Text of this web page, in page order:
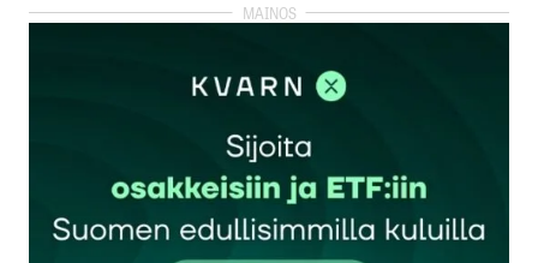
kirjautua
rekisteröityä